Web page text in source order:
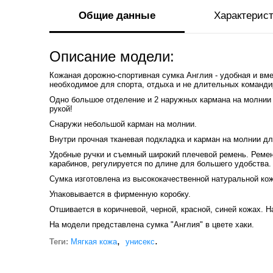
Общие данные
Описание модели:
Кожаная дорожно-спортивная сумка Англия - удобная и
необходимое для спорта, отдыха и не длительных
Одно большое отделение и 2 наружных кармана на
рукой!
Снаружи небольшой карман на молнии.
Внутри прочная тканевая подкладка и карман на молнии
Удобные ручки и съемный широкий плечевой ремень.
карабинов, регулируется по длине для большего удобства.
Сумка изготовлена из высококачественной натуральной
Упаковывается в фирменную коробку.
Отшивается в коричневой, черной, красной, синей кожах.
На модели представлена сумка "Англия" в цвете хаки.
Теги: Мягкая кожа, унисекс.